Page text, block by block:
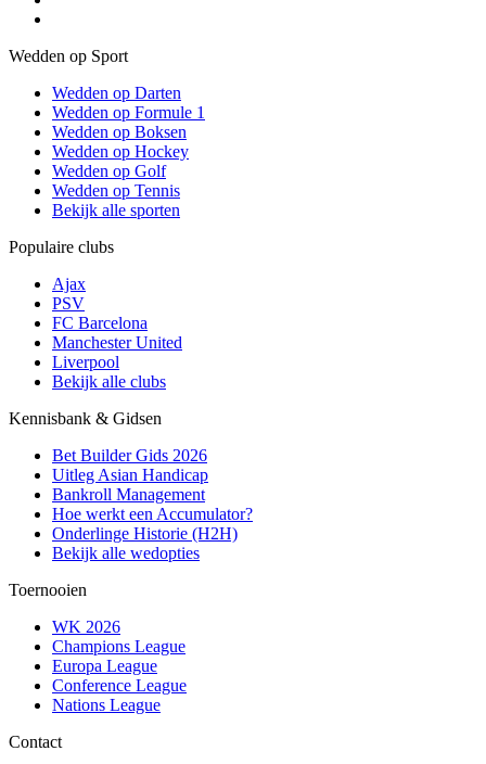
Wedden op Sport
Wedden op Darten
Wedden op Formule 1
Wedden op Boksen
Wedden op Hockey
Wedden op Golf
Wedden op Tennis
Bekijk alle sporten
Populaire clubs
Ajax
PSV
FC Barcelona
Manchester United
Liverpool
Bekijk alle clubs
Kennisbank & Gidsen
Bet Builder Gids 2026
Uitleg Asian Handicap
Bankroll Management
Hoe werkt een Accumulator?
Onderlinge Historie (H2H)
Bekijk alle wedopties
Toernooien
WK 2026
Champions League
Europa League
Conference League
Nations League
Contact